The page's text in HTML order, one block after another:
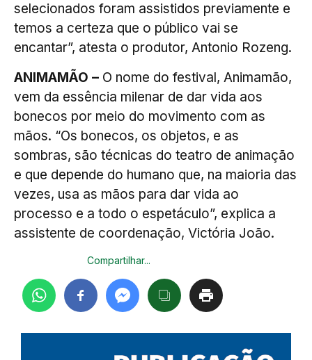
selecionados foram assistidos previamente e
temos a certeza que o público vai se
encantar”, atesta o produtor, Antonio Rozeng.
ANIMAMÃO – O nome do festival, Animamão,
vem da essência milenar de dar vida aos
bonecos por meio do movimento com as
mãos. “Os bonecos, os objetos, e as
sombras, são técnicas do teatro de animação
e que depende do humano que, na maioria das
vezes, usa as mãos para dar vida ao
processo e a todo o espetáculo”, explica a
assistente de coordenação, Victória João.
Compartilhar...